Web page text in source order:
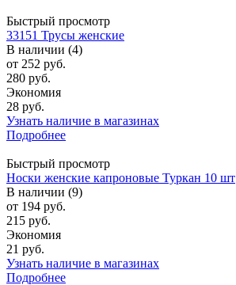
Быстрый просмотр
33151 Трусы женские
В наличии (4)
от 252 руб.
280 руб.
Экономия
28 руб.
Узнать наличие в магазинах
Подробнее
Быстрый просмотр
Носки женские капроновые Туркан 10 шт
В наличии (9)
от 194 руб.
215 руб.
Экономия
21 руб.
Узнать наличие в магазинах
Подробнее